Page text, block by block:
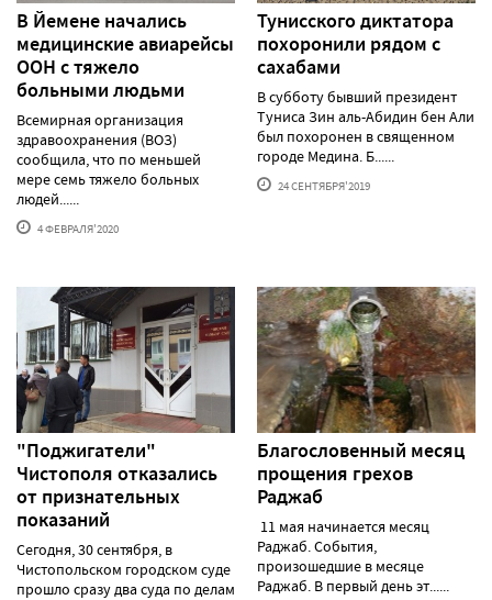
В Йемене начались
медицинские авиарейсы
ООН с тяжело
больными людьми
Всемирная организация
здравоохранения (ВОЗ)
сообщила, что по меньшей
мере семь тяжело больных
людей......
4 ФЕВРАЛЯ'2020
Тунисского диктатора
похоронили рядом с
сахабами
В субботу бывший президент
Туниса Зин аль-Абидин бен Али
был похоронен в священном
городе Медина. Б......
24 СЕНТЯБРЯ'2019
"Поджигатели"
Чистополя отказались
от признательных
показаний
Сегодня, 30 сентября, в
Чистопольском городском суде
прошло сразу два суда по делам
Благословенный месяц
прощения грехов
Раджаб
11 мая начинается месяц
Раджаб. События,
произошедшие в месяце
Раджаб. В первый день эт......